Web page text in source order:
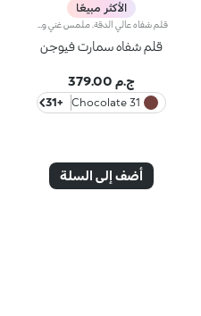
الأكثر مبيعًا
قلم شفاه سمارت فيوجن
ج.م 379.00
31 Chocolate
+31
أضف إلى السلة